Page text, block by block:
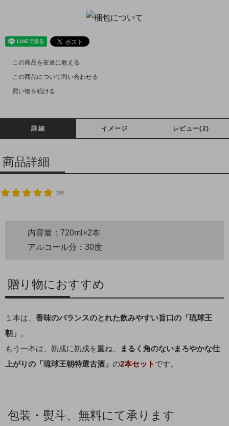
この商品を友達に教える
この商品について問い合わせる
買い物を続ける
詳細 イメージ レビュー(2)
商品詳細
2件
内容量：720ml×2本
アルコール分：30度
贈り物におすすめ
１本は、 香味のバランスのとれた飲みやすい旨口の「琉球王
朝」 。
もう一本は、熟成に熟成を重ね、
まるく角のないまろやかな仕
上がりの「琉球王朝特選古酒」 の2本セット です。
包装・熨斗、無料にて承ります